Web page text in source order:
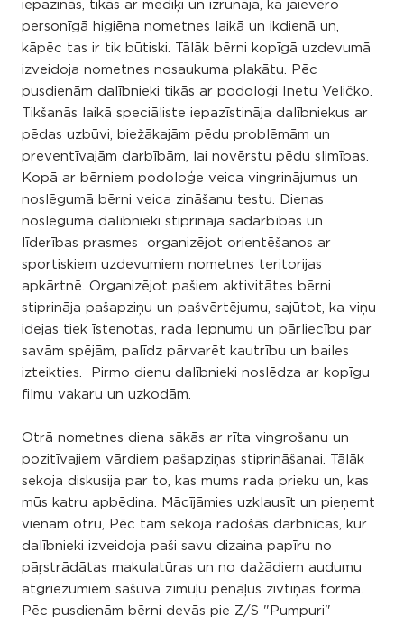
iepazinās, tikās ar mediķi un izrunāja, kā jāievēro
personīgā higiēna nometnes laikā un ikdienā un,
kāpēc tas ir tik būtiski. Tālāk bērni kopīgā uzdevumā
izveidoja nometnes nosaukuma plakātu. Pēc
pusdienām dalībnieki tikās ar podoloģi Inetu Veličko.
Tikšanās laikā speciāliste iepazīstināja dalībniekus ar
pēdas uzbūvi, biežākajām pēdu problēmām un
preventīvajām darbībām, lai novērstu pēdu slimības.
Kopā ar bērniem podoloģe veica vingrinājumus un
noslēgumā bērni veica zināšanu testu. Dienas
noslēgumā dalībnieki stiprināja sadarbības un
līderības prasmes organizējot orientēšanos ar
sportiskiem uzdevumiem nometnes teritorijas
apkārtnē. Organizējot pašiem aktivitātes bērni
stiprināja pašapziņu un pašvērtējumu, sajūtot, ka viņu
idejas tiek īstenotas, rada lepnumu un pārliecību par
savām spējām, palīdz pārvarēt kautrību un bailes
izteikties. Pirmo dienu dalībnieki noslēdza ar kopīgu
filmu vakaru un uzkodām.
Otrā nometnes diena sākās ar rīta vingrošanu un
pozitīvajiem vārdiem pašapziņas stiprināšanai. Tālāk
sekoja diskusija par to, kas mums rada prieku un, kas
mūs katru apbēdina. Mācījāmies uzklausīt un pieņemt
vienam otru, Pēc tam sekoja radošās darbnīcas, kur
dalībnieki izveidoja paši savu dizaina papīru no
pāŗstrādātas makulatūras un no dažādiem audumu
atgriezumiem sašuva zīmuļu penāļus zivtiņas formā.
Pēc pusdienām bērni devās pie Z/S "Pumpuri"